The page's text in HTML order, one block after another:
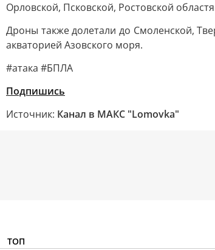
Орловской, Псковской, Ростовской
Дроны также долетали до Смоленской,
акваторией Азовского моря.
#атака #БПЛА
Подпишись
Источник: Канал в МАКС "Lomovka"
ТОП